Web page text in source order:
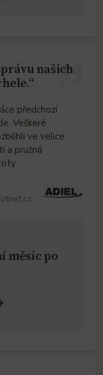
našich
předchozí
Veškeré
ve velice
a pružná
měsíc po